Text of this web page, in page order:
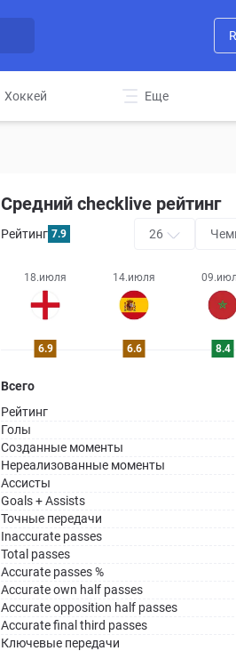
Хоккей Еще
Средний checklive рейтинг
Рейтинг 7.9 26
18.июля 14.июля
6.9 6.6 8.4
Всего
Рейтинг
Голы
Созданные моменты
Нереализованные моменты
Ассисты
Goals + Assists
Точные передачи
Inaccurate passes
Total passes
Accurate passes %
Accurate own half passes
Accurate opposition half passes
Accurate final third passes
Ключевые передачи